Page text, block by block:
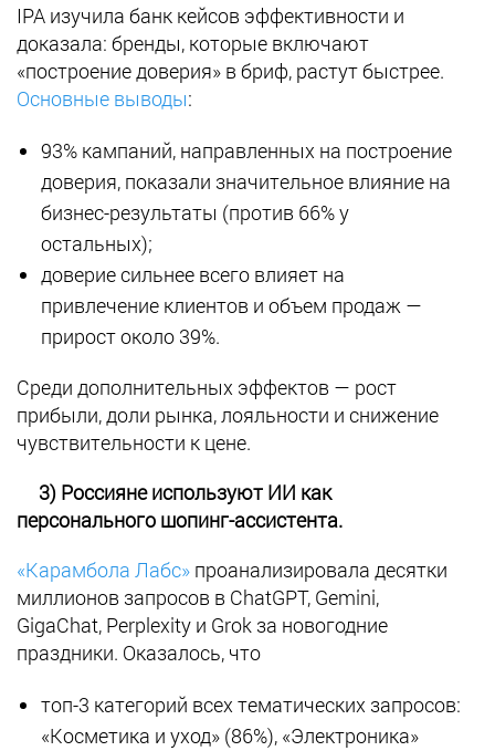
IPA изучила банк кейсов эффективности и
доказала: бренды, которые включают
«построение доверия» в бриф, растут быстрее.
Основные выводы:
93% кампаний, направленных на построение
доверия, показали значительное влияние на
бизнес-результаты (против 66% у
остальных);
доверие сильнее всего влияет на
привлечение клиентов и объем продаж —
прирост около 39%.
Среди дополнительных эффектов — рост
прибыли, доли рынка, лояльности и снижение
чувствительности к цене.
3) Россияне используют ИИ как
персонального шопинг-ассистента.
«Карамбола Лабс» проанализировала десятки
миллионов запросов в ChatGPT, Gemini,
GigaChat, Perplexity и Grok за новогодние
праздники. Оказалось, что
топ-3 категорий всех тематических запросов:
«Косметика и уход» (86%), «Электроника»